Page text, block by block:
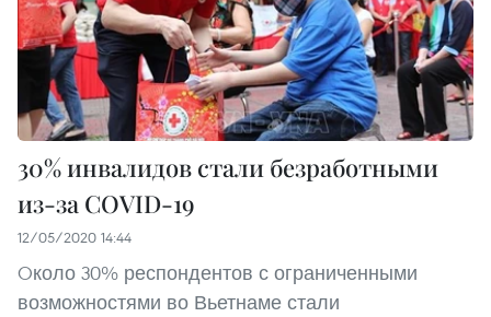
30% инвалидов стали безработными
из-за COVID-19
12/05/2020 14:44
Oколо 30% респондентов с ограниченными
возможностями во Вьетнаме стали